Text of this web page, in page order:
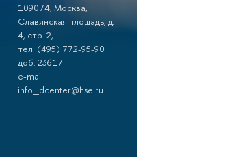
109074, Москва,
Славянская площадь, д.
4, стр. 2,
тел. (495) 772-95-90
доб. 23617
e-mail:
info_dcenter@hse.ru